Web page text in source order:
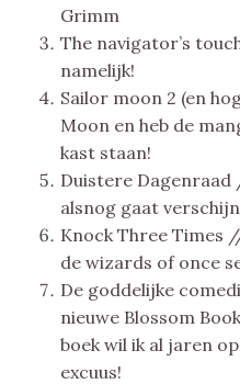
Grimm
The navigator’s
namelijk!
Sailor moon 2 (en
Moon en heb de
kast staan!
Duistere
alsnog gaat
Knock Three Times
de wizards of once
De goddelijke
nieuwe Blossom
boek wil ik al jaren
excuus!